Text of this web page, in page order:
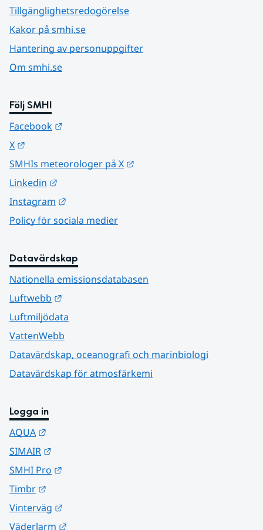
Tillgänglighetsredogörelse
Kakor på smhi.se
Hantering av personuppgifter
Om smhi.se
Följ SMHI
Facebook
X
SMHIs meteorologer på X
Linkedin
Instagram
Policy för sociala medier
Datavärdskap
Nationella emissionsdatabasen
Luftwebb
Luftmiljödata
VattenWebb
Datavärdskap, oceanografi och marinbiologi
Datavärdskap för atmosfärkemi
Logga in
AQUA
SIMAIR
SMHI Pro
Timbr
Vinterväg
Väderlarm